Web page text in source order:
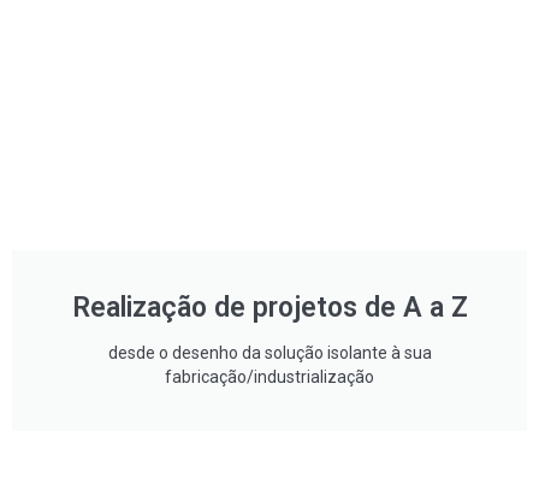
Realização de projetos de A a Z
desde o desenho da solução isolante à sua
fabricação/industrialização